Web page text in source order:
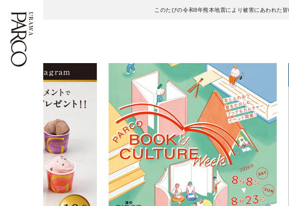
このたびの令和8年熊本地震により被害にあわれた
フロアガイド
施設案内・アクセス
イベント・ポップアップ
ニュース
レストラン・カフェ
TAX FREE
ENGLISH
繁体字
簡体字
한국어
ภาษาไทย
日本語